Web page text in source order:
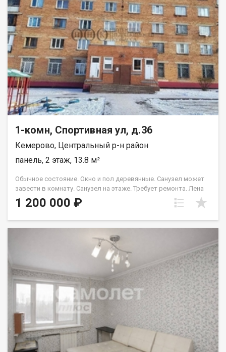
сервис. Рады будем ответить на все ваши вопросы с 9:00 до
21:00​. Звоните! Гарантия юридической чистоты сделки от
компании, которая работает на рынке недвижимости в
городе Кемерово с 2010 года! Данковцева Анастасия
1-комн, Спортивная ул, д.36
Кемерово, Центральный р-н район
панель, 2 этаж, 13.8 м²
Обычное состояние. Окно и пол деревянные. Санузел может
завести в комнату. Санузел на этаже. Требует ремонта. Лена
Васильева
1 200 000 ₽